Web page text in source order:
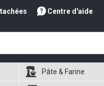
Centre d'aide
Pâte & Farine